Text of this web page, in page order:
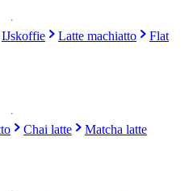
IJskoffie Latte machiatto
Flat
Chai latte Matcha latte